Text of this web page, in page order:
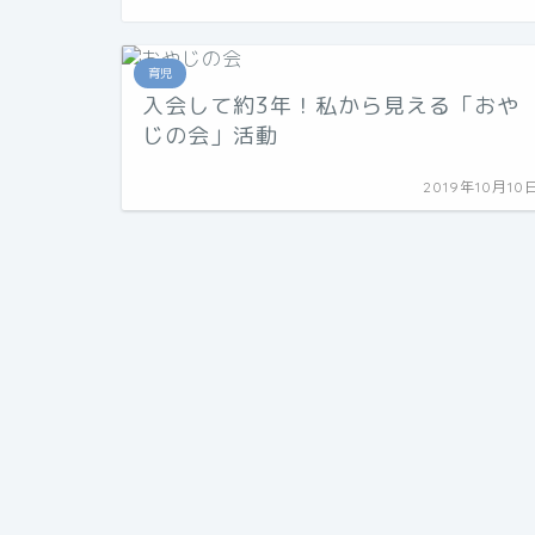
育児
入会して約3年！私から見える「おや
じの会」活動
2019年10月10